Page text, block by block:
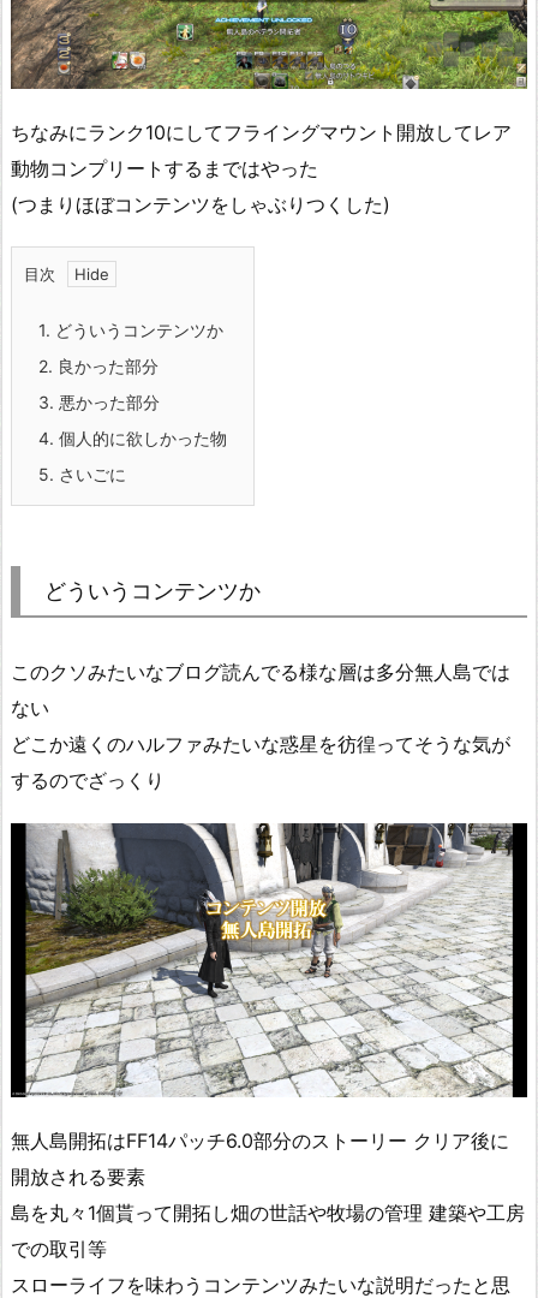
ちなみにランク10にしてフライングマウント開放してレア
動物コンプリートするまではやった
(つまりほぼコンテンツをしゃぶりつくした)
目次
1. どういうコンテンツか
2. 良かった部分
3. 悪かった部分
4. 個人的に欲しかった物
5. さいごに
どういうコンテンツか
このクソみたいなブログ読んでる様な層は多分無人島では
ない
どこか遠くのハルファみたいな惑星を彷徨ってそうな気が
するのでざっくり
無人島開拓はFF14パッチ6.0部分のストーリー クリア後に
開放される要素
島を丸々1個貰って開拓し畑の世話や牧場の管理 建築や工房
での取引等
スローライフを味わうコンテンツみたいな説明だったと思